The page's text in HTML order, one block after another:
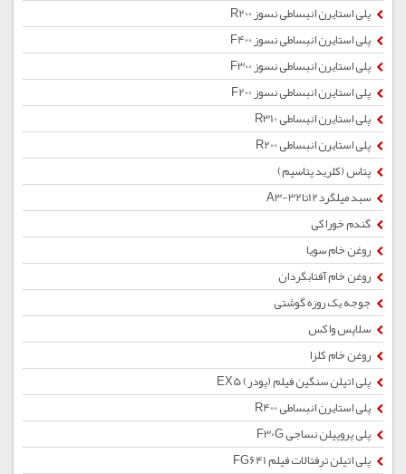
پلی استایرن انبساطی نسوز R200
پلی استایرن انبساطی نسوز F400
پلی استایرن انبساطی نسوز F300
پلی استایرن انبساطی نسوز F200
پلی استایرن انبساطی R310
پلی استایرن انبساطی R200
پتاس (کلرید پتاسیم)
سبد میلگرد12تا32-A3
گندم خوراکی
روغن خام سویا
روغن خام آفتابگردان
جوجه یک روزه گوشتی
سلاپس واکس
روغن خام کلزا
پلی اتیلن سنگین فیلم (پودر) EX5
پلی استایرن انبساطی R400
پلی پروپیلن نساجی F30G
پلی اتیلن ترفتالات فیلم FG641